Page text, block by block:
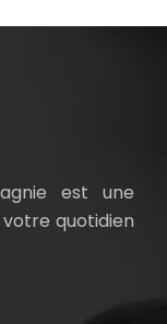
est une
quotidien